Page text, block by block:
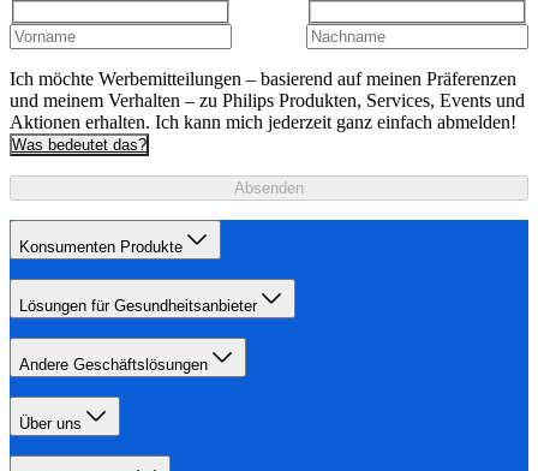
Ich möchte Werbemitteilungen – basierend auf meinen Präferenzen
und meinem Verhalten – zu Philips Produkten, Services, Events und
Aktionen erhalten. Ich kann mich jederzeit ganz einfach abmelden!
Was bedeutet das?
Absenden
Konsumenten Produkte
Lösungen für Gesundheitsanbieter
Andere Geschäftslösungen
Über uns